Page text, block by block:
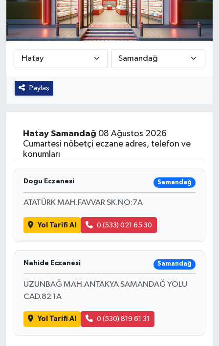
Paylaş
Hatay Samandağ 08 Ağustos 2026
Cumartesi nöbetçi eczane adres, telefon ve
konumları
Dogu Eczanesi Samandağ
ATATÜRK MAH.FAVVAR SK.NO:7A
Yol Tarifi Al 0 (533) 021 65 30
Nahide Eczanesi Samandağ
UZUNBAĞ MAH.ANTAKYA SAMANDAĞ YOLU
CAD.82 1A
Yol Tarifi Al 0 (530) 819 61 31
Güvenlik
Kültür-Sanat
Magazin
Özel Haber
Sağlık
Siyaset
Spor
Teknoloji
Yaşam